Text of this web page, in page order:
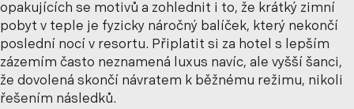
opakujících se motivů a zohlednit i to, že krátký zimní
pobyt v teple je fyzicky náročný balíček, který nekončí
poslední nocí v resortu. Připlatit si za hotel s lepším
zázemím často neznamená luxus navíc, ale vyšší šanci,
že dovolená skončí návratem k běžnému režimu, nikoli
řešením následků.